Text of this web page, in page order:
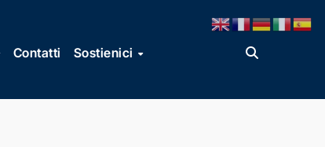
Contatti Sostienici